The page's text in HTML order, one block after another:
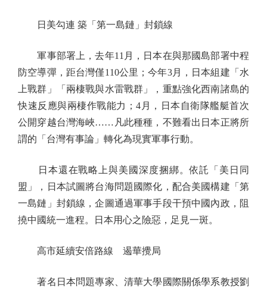
日美勾連 築「第一島鏈」封鎖線
軍事部署上，去年11月，日本在與那國島部署中程
防空導彈，距台灣僅110公里；今年3月，日本組建「水
上戰群」「兩棲戰與水雷戰群」，重點強化西南諸島的
快速反應與兩棲作戰能力；4月，日本自衛隊艦艇首次
公開穿越台灣海峽……凡此種種，不難看出日本正將所
謂的「台灣有事論」轉化為現實軍事行動。
日本還在戰略上與美國深度捆綁。依託「美日同
盟」，日本試圖將台海問題國際化，配合美國構建「第
一島鏈」封鎖線，企圖通過軍事手段干預中國內政，阻
撓中國統一進程。日本用心之險惡，足見一斑。
高市延續安倍路線 遏華攪局
著名日本問題專家、清華大學國際關係學系教授劉